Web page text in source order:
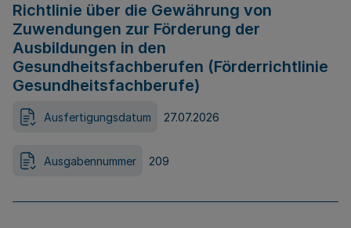
Richtlinie über die Gewährung von
Zuwendungen zur Förderung der
Ausbildungen in den
Gesundheitsfachberufen (Förderrichtlinie
Gesundheitsfachberufe)
Ausfertigungsdatum 27.07.2026
Ausgabennummer 209